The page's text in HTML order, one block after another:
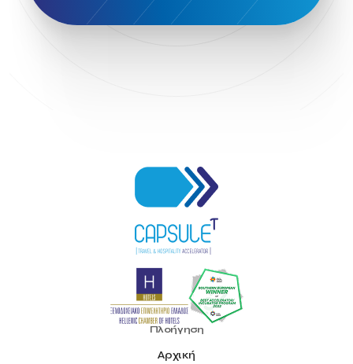
Πλοήγηση
Αρχική